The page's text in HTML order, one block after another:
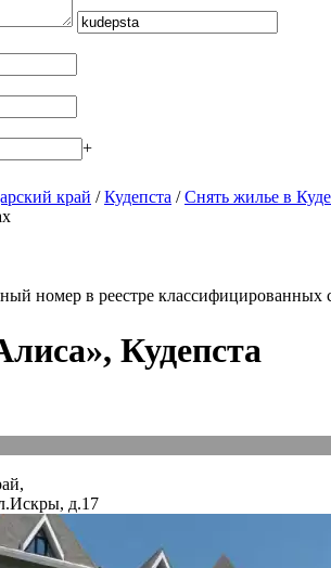
+
край /Кудепста /Снять жилье в
номер в реестре классифицированных
Кудепста
д.17